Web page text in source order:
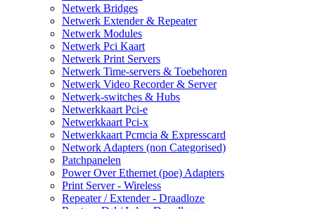
Netwerk Bridges
Netwerk Extender & Repeater
Netwerk Modules
Netwerk Pci Kaart
Netwerk Print Servers
Netwerk Time-servers & Toebehoren
Netwerk Video Recorder & Server
Netwerk-switches & Hubs
Netwerkkaart Pci-e
Netwerkkaart Pci-x
Netwerkkaart Pcmcia & Expresscard
Network Adapters (non Categorised)
Patchpanelen
Power Over Ethernet (poe) Adapters
Print Server - Wireless
Repeater / Extender - Draadloze